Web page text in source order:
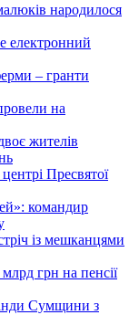
народилося
електронний
– гранти
на
жителів
Пресвятої
командир
із мешканцями
грн на пенсії
Сумщини з